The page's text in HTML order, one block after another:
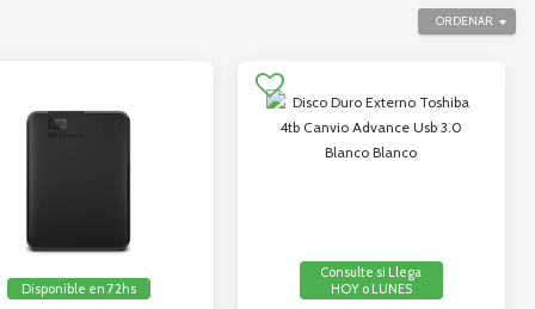
ORDENAR
Disponible en 72hs
Consulte si Llega
HOY o LUNES